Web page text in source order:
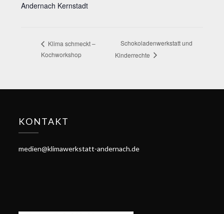
Andernach Kernstadt
Klima schmeckt –
Kochworkshop
Schokoladenwerkstatt und
Kinderrechte
KONTAKT
medien@klimawerkstatt-andernach.de